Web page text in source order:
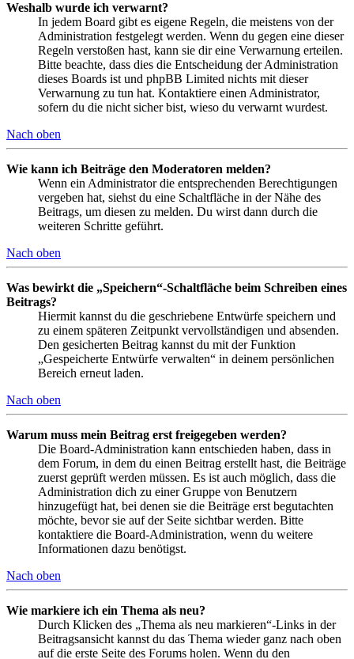
Weshalb wurde ich verwarnt?
In jedem Board gibt es eigene Regeln, die meistens von der
Administration festgelegt werden. Wenn du gegen eine dieser
Regeln verstoßen hast, kann sie dir eine Verwarnung erteilen.
Bitte beachte, dass dies die Entscheidung der Administration
dieses Boards ist und phpBB Limited nichts mit dieser
Verwarnung zu tun hat. Kontaktiere einen Administrator,
sofern du die nicht sicher bist, wieso du verwarnt wurdest.
Nach oben
Wie kann ich Beiträge den Moderatoren melden?
Wenn ein Administrator die entsprechenden Berechtigungen
vergeben hat, siehst du eine Schaltfläche in der Nähe des
Beitrags, um diesen zu melden. Du wirst dann durch die
weiteren Schritte geführt.
Nach oben
Was bewirkt die „Speichern“-Schaltfläche beim Schreiben eines
Beitrags?
Hiermit kannst du die geschriebene Entwürfe speichern und
zu einem späteren Zeitpunkt vervollständigen und absenden.
Den gesicherten Beitrag kannst du mit der Funktion
„Gespeicherte Entwürfe verwalten“ in deinem persönlichen
Bereich erneut laden.
Nach oben
Warum muss mein Beitrag erst freigegeben werden?
Die Board-Administration kann entschieden haben, dass in
dem Forum, in dem du einen Beitrag erstellt hast, die Beiträge
zuerst geprüft werden müssen. Es ist auch möglich, dass die
Administration dich zu einer Gruppe von Benutzern
hinzugefügt hat, bei denen sie die Beiträge erst begutachten
möchte, bevor sie auf der Seite sichtbar werden. Bitte
kontaktiere die Board-Administration, wenn du weitere
Informationen dazu benötigst.
Nach oben
Wie markiere ich ein Thema als neu?
Durch Klicken des „Thema als neu markieren“-Links in der
Beitragsansicht kannst du das Thema wieder ganz nach oben
auf die erste Seite des Forums holen. Wenn du den